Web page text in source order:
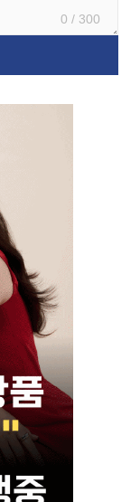
0 / 300